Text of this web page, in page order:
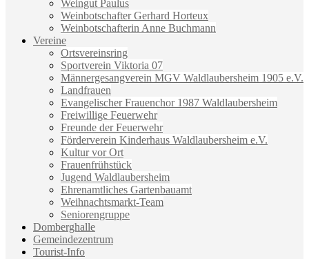
Weingut Paulus
Weinbotschafter Gerhard Horteux
Weinbotschafterin Anne Buchmann
Vereine
Ortsvereinsring
Sportverein Viktoria 07
Männergesangverein MGV Waldlaubersheim 1905 e.V.
Landfrauen
Evangelischer Frauenchor 1987 Waldlaubersheim
Freiwillige Feuerwehr
Freunde der Feuerwehr
Förderverein Kinderhaus Waldlaubersheim e.V.
Kultur vor Ort
Frauenfrühstück
Jugend Waldlaubersheim
Ehrenamtliches Gartenbauamt
Weihnachtsmarkt-Team
Seniorengruppe
Domberghalle
Gemeindezentrum
Tourist-Info